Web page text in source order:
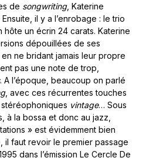
de songwriting, Katerine
il y a l’enrobage : le trio
un écrin 24 carats. Katerine
dépouillées de ses
ne bridant jamais leur propre
pas une note de trop,
. A l’époque, beaucoup on parlé
, avec ces récurrentes touches
vintage… Sous
à la bossa et donc au jazz,
» est évidemment bien
il faut revoir le premier passage
dans l’émission Le Cercle De